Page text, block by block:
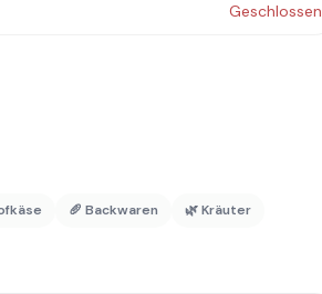
Geschlossen
🥖 Backwaren
🌿 Kräuter